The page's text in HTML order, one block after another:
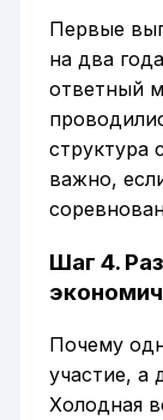
Первые
на два
ответный
структура
важно,
Шаг 4.
Почему
участие, а
Холодная